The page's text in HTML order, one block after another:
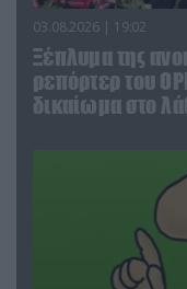
03.08.2026 | 19:02
Ξέπλυμα της
ρεπόρτερ του
δικαίωμα στο